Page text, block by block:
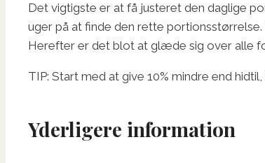
Det vigtigste er at få justeret den daglige
uger på at finde den rette
Herefter er det blot at glæde sig over alle
TIP: Start med at give 10% mindre end
Yderligere information